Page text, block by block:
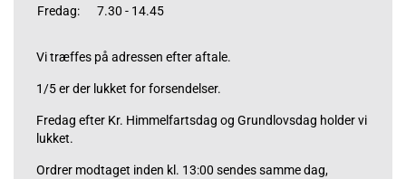
Fredag:
7.30 - 14.45
Vi træffes på adressen efter aftale.
1/5 er der lukket for forsendelser.
Fredag efter Kr. Himmelfartsdag og Grundlovsdag holder vi
lukket.
Ordrer modtaget inden kl. 13:00 sendes samme dag,